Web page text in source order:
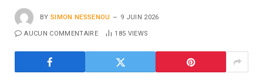
BY SIMON NESSENOU 9 JUIN 2026
AUCUN COMMENTAIRE 185 VIEWS